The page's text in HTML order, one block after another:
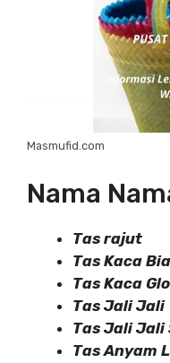
Masmufid.com
Nama
Tas rajut
Tas Kaca
Tas Kaca
Tas Jali Jali
Tas Jali Jali
Tas Anyam